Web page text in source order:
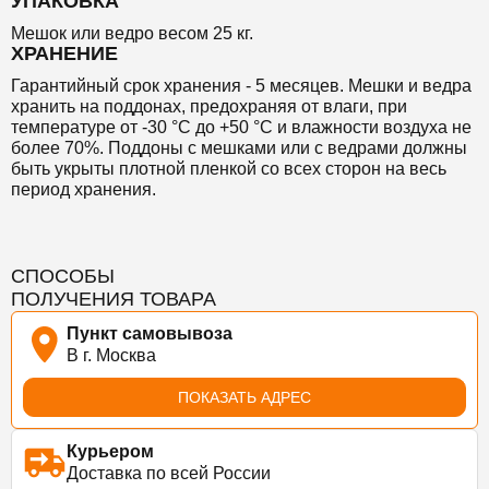
Мешок или ведро весом 25 кг.
ХРАНЕНИЕ
Гарантийный срок хранения - 5 месяцев. Мешки и ведра
хранить на поддонах, предохраняя от влаги, при
температуре от -30 °С до +50 °С и влажности воздуха не
более 70%. Поддоны с мешками или с ведрами должны
быть укрыты плотной пленкой со всех сторон на весь
период хранения.
СПОСОБЫ
ПОЛУЧЕНИЯ ТОВАРА
Пункт самовывоза
В г. Москва
ПОКАЗАТЬ АДРЕС
Курьером
Доставка по всей России